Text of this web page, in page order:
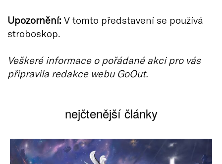
Upozornění: V tomto představení se používá
stroboskop.
Veškeré informace o pořádané akci pro vás
připravila redakce webu GoOut.
nejčtenější články